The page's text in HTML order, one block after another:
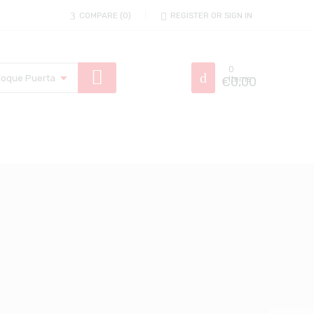
COMPARE 0 REGISTER OR SIGN IN
0
Items
€0,00